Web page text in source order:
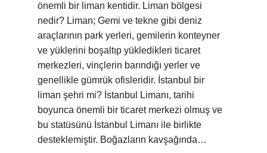
önemli bir liman kentidir. Liman bölgesi
nedir? Liman; Gemi ve tekne gibi deniz
araçlarının park yerleri, gemilerin konteyner
ve yüklerini boşaltıp yükledikleri ticaret
merkezleri, vinçlerin barındığı yerler ve
genellikle gümrük ofisleridir. İstanbul bir
liman şehri mi? İstanbul Limanı, tarihi
boyunca önemli bir ticaret merkezi olmuş ve
bu statüsünü İstanbul Limanı ile birlikte
desteklemiştir. Boğazların kavşağında…